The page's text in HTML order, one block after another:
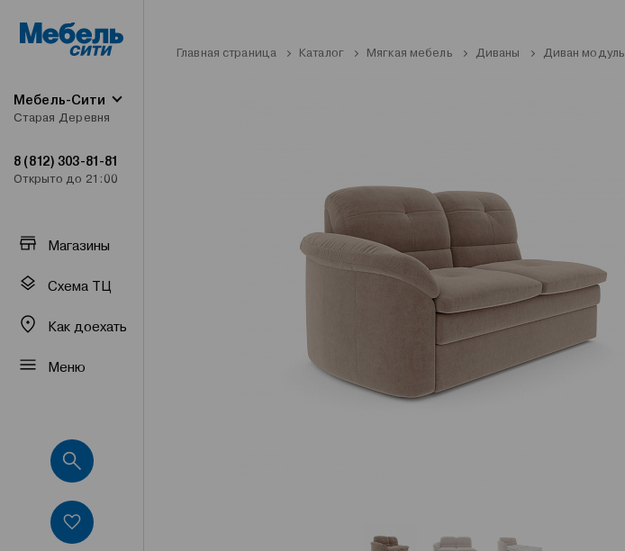
Мебель-Сити
Старая Деревня
8 (812) 303-81-81
Открыто до 21:00
Магазины
Схема ТЦ
Как доехать
Меню
Главная страница Каталог Мягкая мебель Диваны Диван